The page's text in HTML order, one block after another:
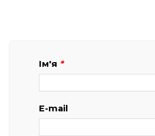
Ім'я *
E-mail